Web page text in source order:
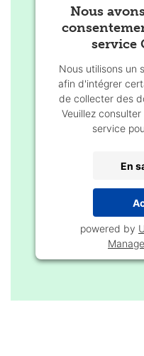
Nous utilisons un
afin d'intégrer
de collecter des
service
En
powered by